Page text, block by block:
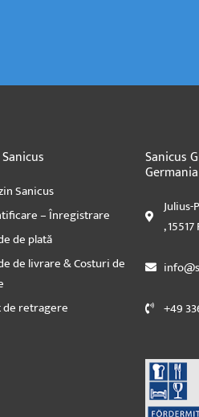
Sanicus
– Înregistrare
de plată
de livrare & Costuri de
retragere
Sanicus
Germania
Julius-
,
+49